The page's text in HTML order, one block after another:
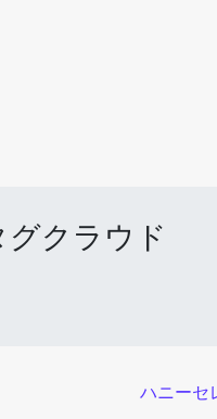
グクラウド
ハニーセ